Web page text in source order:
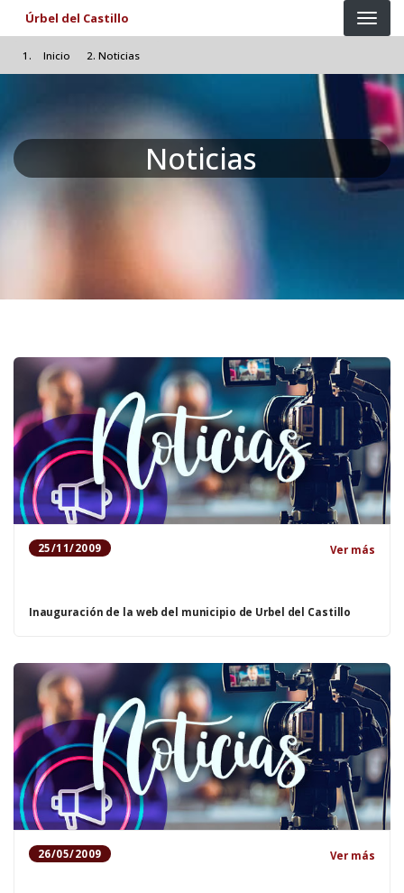
Pasar al contenido principal
Úrbel del Castillo
Inicio Noticias
Noticias
25/11/2009 Ver más
Inauguración de la web del municipio de Urbel del Castillo
26/05/2009 Ver más